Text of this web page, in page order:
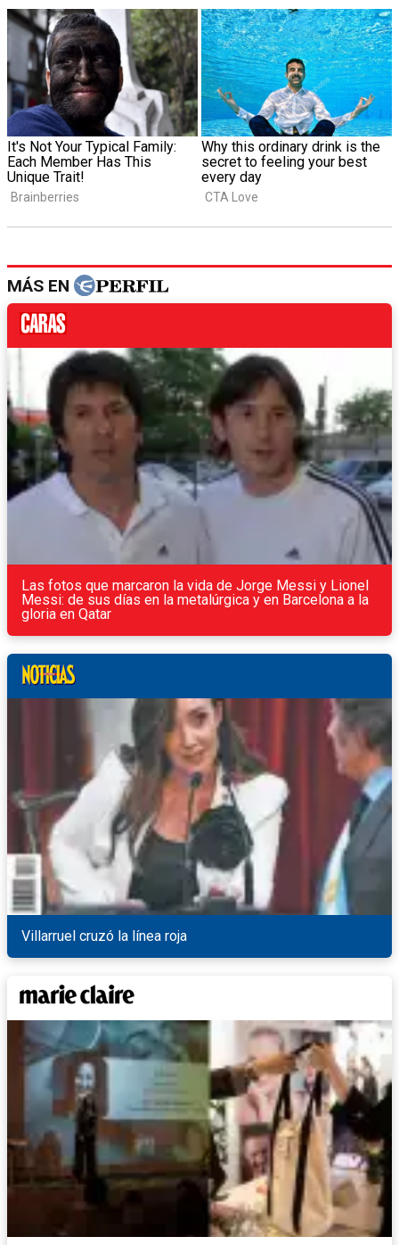
MÁS EN
Las fotos que marcaron la vida de Jorge Messi y Lionel
Messi: de sus días en la metalúrgica y en Barcelona a la
gloria en Qatar
Villarruel cruzó la línea roja